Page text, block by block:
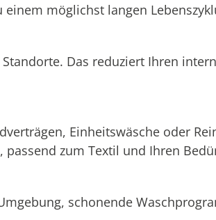
möglichst langen
Das reduziert Ihren
Einheitswäsche oder
zum Textil und Ihren
schonende